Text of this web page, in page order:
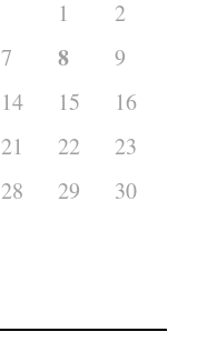
1
2
7 8
9
14 15
16
21 22
23
28 29
30